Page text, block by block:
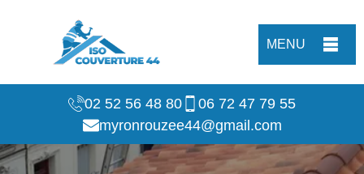
MENU
02 52 56 48 80
06 72 47 79 55
myronrouzee44@gmail.com